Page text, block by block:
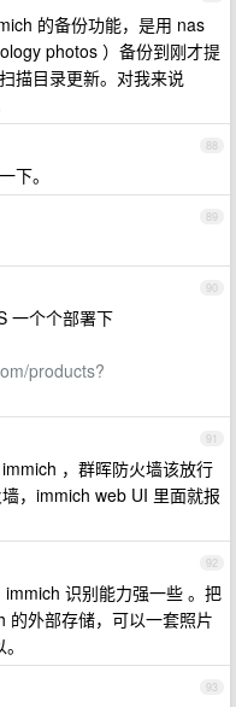
的备份功能，是用 nas
photos ）备份到刚才提
描目录更新。对我来说
88
下。
89
90
一个个部署下
products?
91
，群晖防火墙该放行
，immich web UI 里面就报
92
识别能力强一些 。把
的外部存储，可以一套照片
93